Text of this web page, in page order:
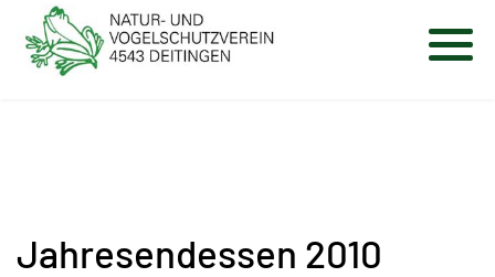
Jahresendessen 2010